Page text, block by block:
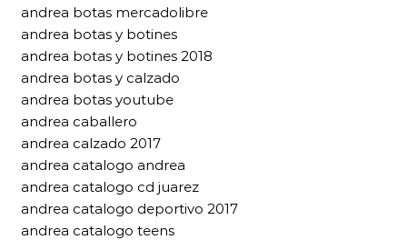
andrea botas mercadolibre
andrea botas y botines
andrea botas y botines 2018
andrea botas y calzado
andrea botas youtube
andrea caballero
andrea calzado 2017
andrea catalogo andrea
andrea catalogo cd juarez
andrea catalogo deportivo 2017
andrea catalogo teens